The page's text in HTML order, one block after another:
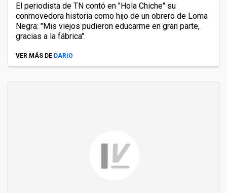
El periodista de TN contó en "Hola Chiche" su
conmovedora historia como hijo de un obrero de Loma
Negra: "Mis viejos pudieron educarme en gran parte,
gracias a la fábrica".
VER MÁS DE DARIO